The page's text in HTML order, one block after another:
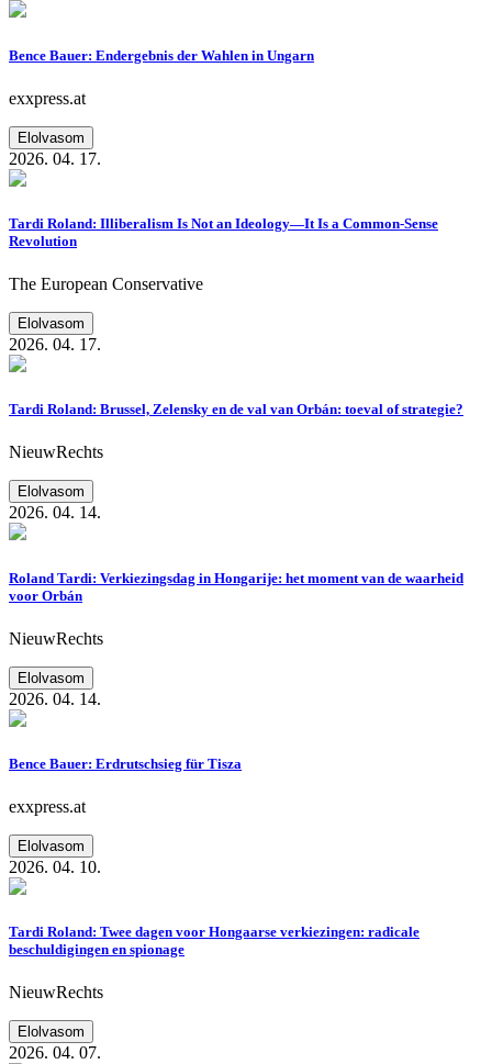
Bence Bauer: Endergebnis der Wahlen in Ungarn
exxpress.at
Elolvasom
2026. 04. 17.
Tardi Roland: Illiberalism Is Not an Ideology—It Is a Common-Sense
Revolution
The European Conservative
Elolvasom
2026. 04. 17.
Tardi Roland: Brussel, Zelensky en de val van Orbán: toeval of strategie?
NieuwRechts
Elolvasom
2026. 04. 14.
Roland Tardi: Verkiezingsdag in Hongarije: het moment van de waarheid
voor Orbán
NieuwRechts
Elolvasom
2026. 04. 14.
Bence Bauer: Erdrutschsieg für Tisza
exxpress.at
Elolvasom
2026. 04. 10.
Tardi Roland: Twee dagen voor Hongaarse verkiezingen: radicale
beschuldigingen en spionage
NieuwRechts
Elolvasom
2026. 04. 07.